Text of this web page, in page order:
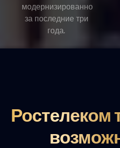
модернизированно
за последние три
года.
Ростелеком